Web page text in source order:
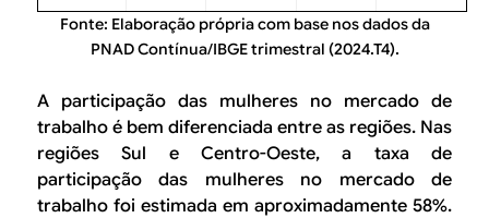
Fonte: Elaboração própria com base nos dados da
PNAD Contínua/IBGE trimestral (2024.T4).
A participação das mulheres no mercado de
trabalho é bem diferenciada entre as regiões. Nas
regiões Sul e Centro-Oeste, a taxa de
participação das mulheres no mercado de
trabalho foi estimada em aproximadamente 58%.